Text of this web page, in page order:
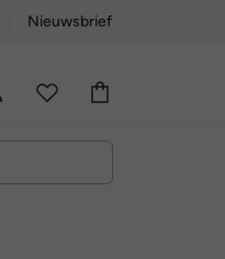
Nieuwsbrief